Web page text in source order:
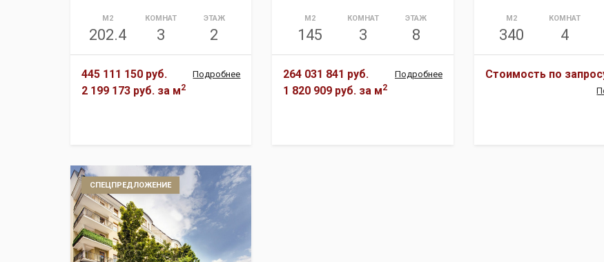
М2
202.4
КОМНАТ
3
ЭТАЖ
2
445 111 150 руб.
2 199 173 руб. за м2
Подробнее
М2
145
КОМНАТ
3
ЭТАЖ
8
264 031 841 руб.
1 820 909 руб. за м2
Подробнее
М2
340
КОМНАТ
4
Стоимость по
СПЕЦПРЕДЛОЖЕНИЕ